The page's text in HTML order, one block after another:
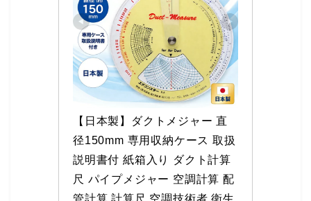
【日本製】ダクトメジャー 直
径150mm 専用収納ケース 取扱
説明書付 紙箱入り ダクト計算
尺 パイプメジャー 空調計算 配
管計算 計算尺 空調技術者 衛生